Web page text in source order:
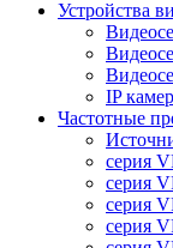
Устройства
IP
Частотные
серия
серия
серия
серия